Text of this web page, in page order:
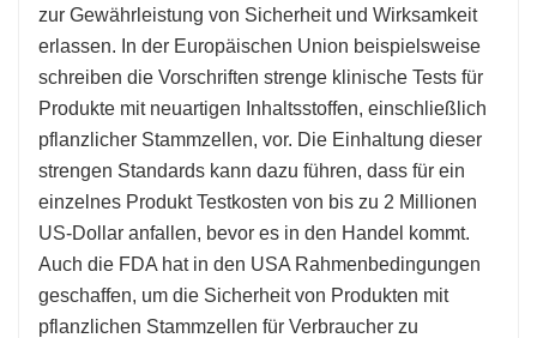
zur Gewährleistung von Sicherheit und Wirksamkeit
erlassen. In der Europäischen Union beispielsweise
schreiben die Vorschriften strenge klinische Tests für
Produkte mit neuartigen Inhaltsstoffen, einschließlich
pflanzlicher Stammzellen, vor. Die Einhaltung dieser
strengen Standards kann dazu führen, dass für ein
einzelnes Produkt Testkosten von bis zu 2 Millionen
US-Dollar anfallen, bevor es in den Handel kommt.
Auch die FDA hat in den USA Rahmenbedingungen
geschaffen, um die Sicherheit von Produkten mit
pflanzlichen Stammzellen für Verbraucher zu